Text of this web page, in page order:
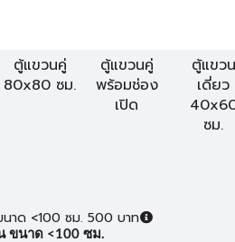
ตู้แขวนคู่
80x80 ซม.
ตู้แขวนคู่
พร้อมช่อง
เปิด
ตู้แขวน
เดี่ยว
ซม.
าด <100 ซม. 500 บาท
ขนาด <100 ซม.